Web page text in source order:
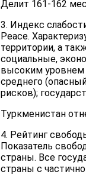
Делит 161-162
3. Индекс
Peace.
территории, а
социальные,
высоким уровнем
среднего
рисков);
Туркменистан
4. Рейтинг
Показатель
страны. Все
страны с